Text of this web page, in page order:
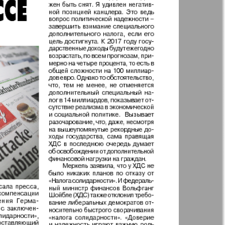
41
47
52
Англия
Аугсбург-сити
Будь здоров
info Вечерняя газета
Wadim